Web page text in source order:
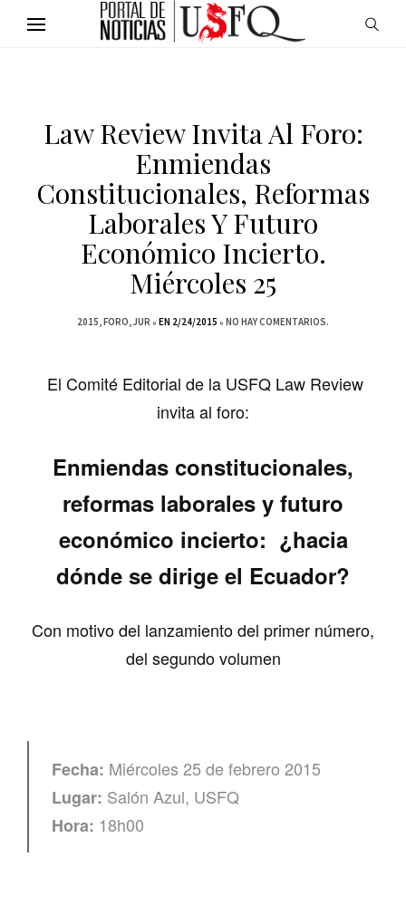
Law Review Invita Al Foro:
Enmiendas
Constitucionales, Reformas
Laborales Y Futuro
Económico Incierto.
Miércoles 25
2015 FORO JUR EN 2/24/2015 NO HAY COMENTARIOS.
El Comité Editorial de la USFQ Law Review
invita al foro:
Enmiendas constitucionales,
reformas laborales y futuro
económico incierto: ¿hacia
dónde se dirige el Ecuador?
Con motivo del lanzamiento del primer número,
del segundo volumen
Fecha: Miércoles 25 de febrero 2015
Lugar: Salón Azul, USFQ
Hora: 18h00